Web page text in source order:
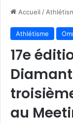
Accueil /
Athlétisme
17e
au